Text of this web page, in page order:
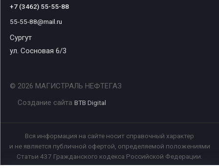
+7 (3462) 55-55-88
55-55-88@mail.ru
Сургут
ул. Сосновая 6/3
© 2026 МАГИСТРАЛЬ НЕФТЕГАЗ
Создание сайта BTB Digital
Вся информация на сайте носит справочный характер
и не является публичной офертой, определяемой положениями
Статьи 437 Гражданского кодекса Российской Федерации.